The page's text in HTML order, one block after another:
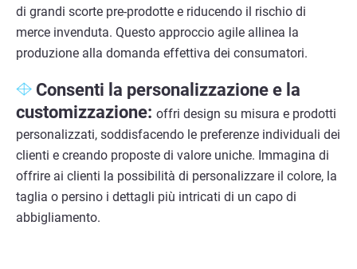
di grandi scorte pre-prodotte e riducendo il rischio di
merce invenduta. Questo approccio agile allinea la
produzione alla domanda effettiva dei consumatori.
Consenti la personalizzazione e la
customizzazione: offri design su misura e prodotti
personalizzati, soddisfacendo le preferenze individuali dei
clienti e creando proposte di valore uniche. Immagina di
offrire ai clienti la possibilità di personalizzare il colore, la
taglia o persino i dettagli più intricati di un capo di
abbigliamento.